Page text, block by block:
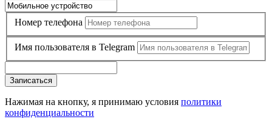
Номер телефона
Имя пользователя в Telegram
Записаться
Нажимая на кнопку, я принимаю условия политики
конфиденциальности